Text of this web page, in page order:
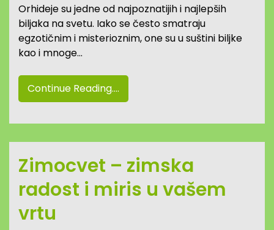
Orhideje su jedne od najpoznatijih i najlepših
biljaka na svetu. Iako se često smatraju
egzotičnim i misterioznim, one su u suštini biljke
kao i mnoge…
Continue Reading....
Zimocvet – zimska
radost i miris u vašem
vrtu